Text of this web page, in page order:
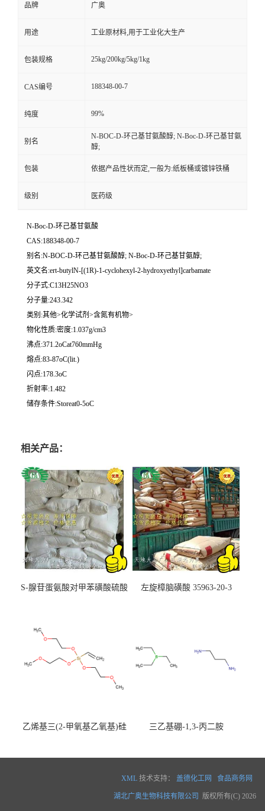
品牌 广奥
用途 工业原材料,用于工业化大生产
包装规格 25kg/200kg/5kg/1kg
CAS编号 188348-00-7
纯度 99%
别名
N-BOC-D-环己基甘氨酸醇; N-Boc-D-环己基甘氨
醇;
包装 依据产品性状而定,一般为:纸板桶或镀锌铁桶
级别 医药级
N-Boc-D-环己基甘氨酸
CAS:188348-00-7
别名:N-BOC-D-环己基甘氨酸醇; N-Boc-D-环己基甘氨醇;
英文名:ert-butylN-[(1R)-1-cyclohexyl-2-hydroxyethyl]carbamate
分子式:C13H25NO3
分子量:243.342
类别:其他>化学试剂>含氮有机物>
物化性质:密度:1.037g/cm3
沸点:371.2oCat760mmHg
熔点:83-87oC(lit.)
闪点:178.3oC
折射率:1.482
储存条件:Storeat0-5oC
相关产品：
S-腺苷蛋氨酸对甲苯磺酸硫酸
左旋樟脑磺酸 35963-20-3
乙烯基三(2-甲氧基乙氧基)硅
三乙基硼-1,3-丙二胺
XML 技术支持： 盖德化工网 食品商务网
湖北广奥生物科技有限公司 版权所有(C) 2026